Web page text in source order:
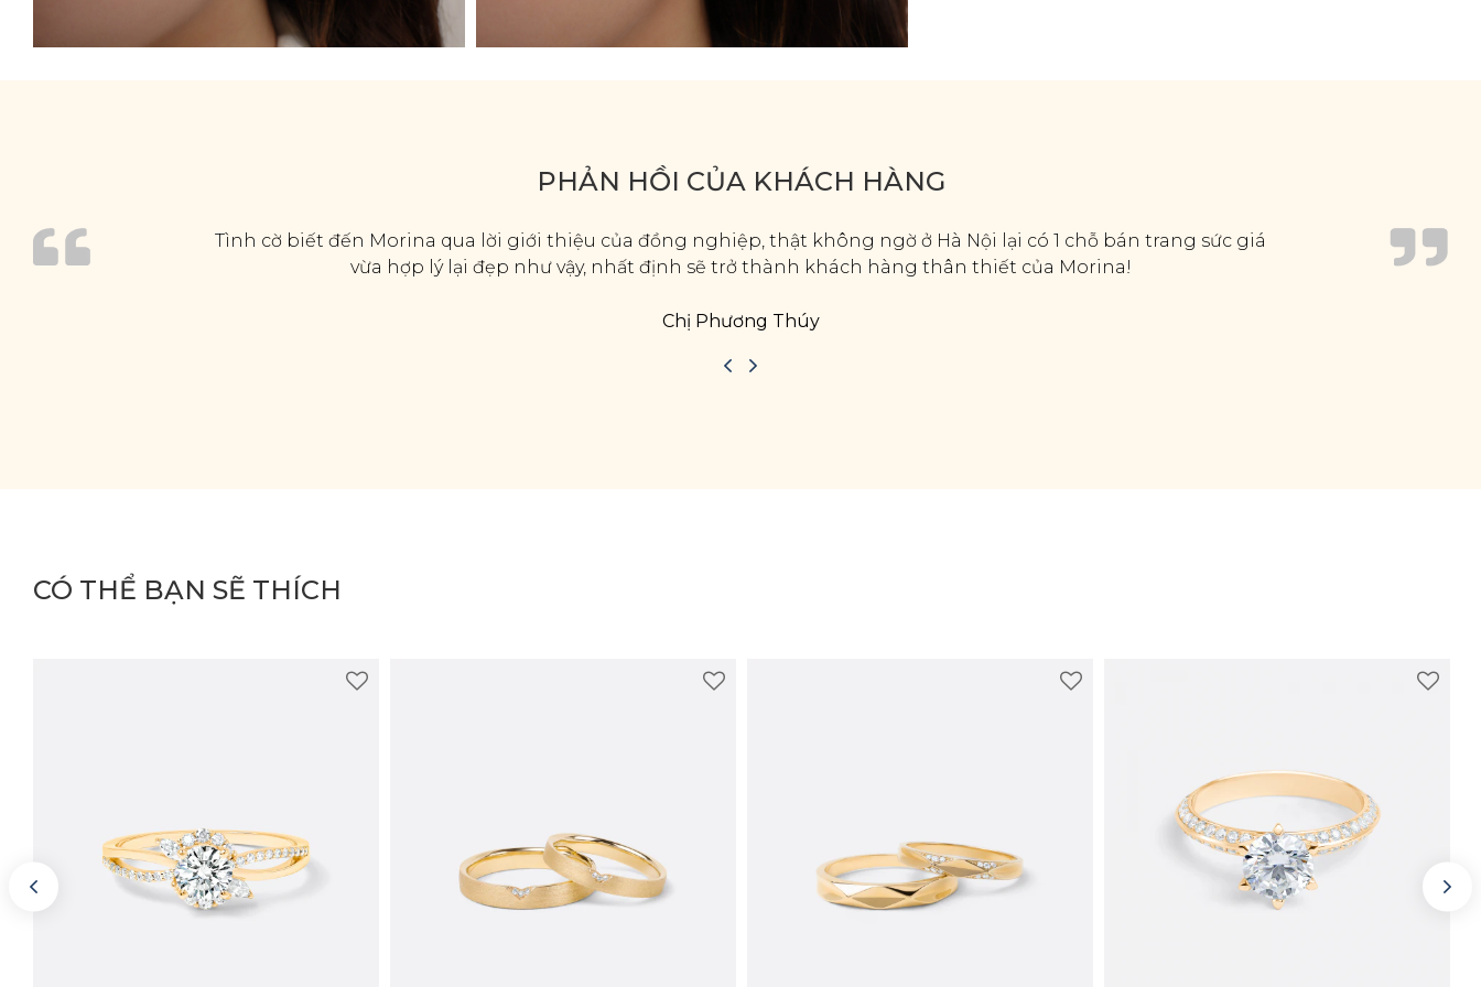
PHẢN HỒI CỦA KHÁCH HÀNG
Tình cờ biết đến Morina qua lời giới thiệu của đồng nghiệp, thật không ngờ ở Hà Nội lại có 1 chỗ bán trang sức giá
vừa hợp lý lại đẹp như vậy, nhất định sẽ trở thành khách hàng thân thiết của Morina!
Chị Phương Thúy
CÓ THỂ BẠN SẼ THÍCH